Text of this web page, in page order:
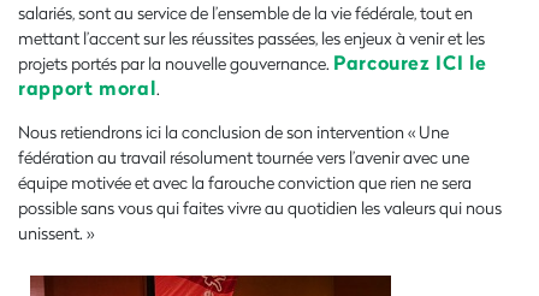
salariés, sont au service de l’ensemble de la vie fédérale, tout en
mettant l’accent sur les réussites passées, les enjeux à venir et les
projets portés par la nouvelle gouvernance. Parcourez ICI le
rapport moral.
Nous retiendrons ici la conclusion de son intervention « Une
fédération au travail résolument tournée vers l’avenir avec une
équipe motivée et avec la farouche conviction que rien ne sera
possible sans vous qui faites vivre au quotidien les valeurs qui nous
unissent. »